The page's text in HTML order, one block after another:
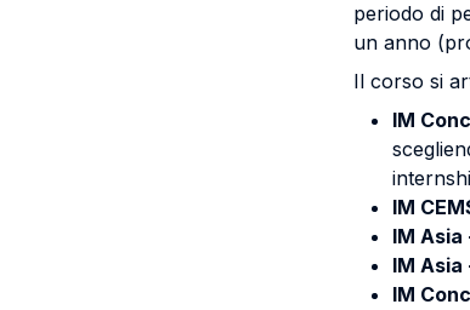
periodo di
un anno
Il corso si
IM
IM
IM Asia
IM Asia
IM